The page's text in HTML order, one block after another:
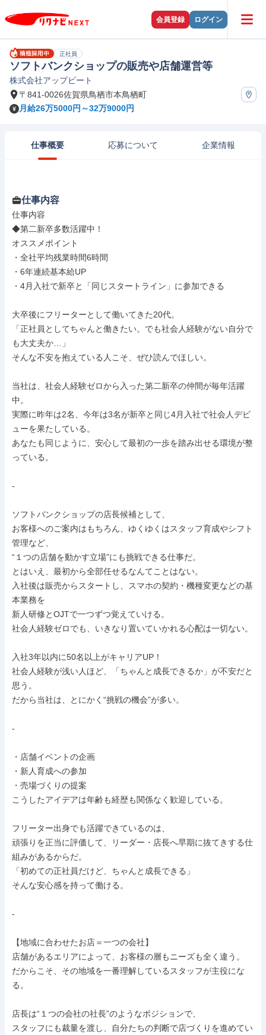
会員登録 ログイン
正社員
ソフトバンクショップの販売や店舗運営等
株式会社アップビート
〒841-0026佐賀県鳥栖市本鳥栖町
月給26万5000円～32万9000円
仕事概要 応募について 企業情報
仕事内容
仕事内容
◆第二新卒多数活躍中！
オススメポイント
・全社平均残業時間6時間
・6年連続基本給UP
・4月入社で新卒と「同じスタートライン」に参加できる
大卒後にフリーターとして働いてきた20代。
「正社員としてちゃんと働きたい。でも社会人経験がない自分で
も大丈夫か…」
そんな不安を抱えている人こそ、ぜひ読んでほしい。
当社は、社会人経験ゼロから入った第二新卒の仲間が毎年活躍
中。
実際に昨年は2名、今年は3名が新卒と同じ4月入社で社会人デビ
ューを果たしている。
あなたも同じように、安心して最初の一歩を踏み出せる環境が整
っている。
-
ソフトバンクショップの店長候補として、
お客様へのご案内はもちろん、ゆくゆくはスタッフ育成やシフト
管理など、
“１つの店舗を動かす立場”にも挑戦できる仕事だ。
とはいえ、最初から全部任せるなんてことはない。
入社後は販売からスタートし、スマホの契約・機種変更などの基
本業務を
新人研修とOJTで一つずつ覚えていける。
社会人経験ゼロでも、いきなり置いていかれる心配は一切ない。
入社3年以内に50名以上がキャリアUP！
社会人経験が浅い人ほど、「ちゃんと成長できるか」が不安だと
思う。
だから当社は、とにかく“挑戦の機会”が多い。
-
・店舗イベントの企画
・新人育成への参加
・売場づくりの提案
こうしたアイデアは年齢も経歴も関係なく歓迎している。
フリーター出身でも活躍できているのは、
頑張りを正当に評価して、リーダー・店長へ早期に抜てきする仕
組みがあるからだ。
「初めての正社員だけど、ちゃんと成長できる」
そんな安心感を持って働ける。
-
【地域に合わせたお店＝一つの会社】
店舗があるエリアによって、お客様の層もニーズも全く違う。
だからこそ、その地域を一番理解しているスタッフが主役にな
る。
店長は“１つの会社の社長”のようなポジションで、
スタッフにも裁量を渡し、自分たちの判断で店づくりを進めてい